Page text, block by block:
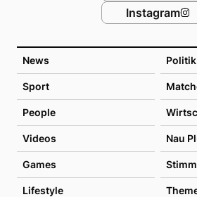
News Politik
Sport
People
Videos Nau
Games
Lifestyle
Instagram